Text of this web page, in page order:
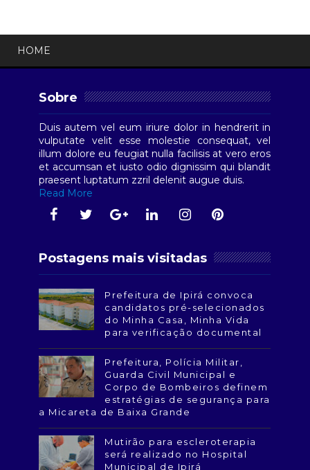
HOME
Sobre
Duis autem vel eum iriure dolor in hendrerit in
vulputate velit esse molestie consequat, vel
illum dolore eu feugiat nulla facilisis at vero eros
et accumsan et iusto odio dignissim qui blandit
praesent luptatum zzril delenit augue duis.
Read More
Postagens mais visitadas
Prefeitura de Ipirá convoca
candidatos pré-selecionados
do Minha Casa, Minha Vida
para verificação documental
Prefeitura, Polícia Militar,
Guarda Civil Municipal e
Corpo de Bombeiros definem
estratégias de segurança para
a Micareta de Baixa Grande
Mutirão para escleroterapia
será realizado no Hospital
Municipal de Ipirá